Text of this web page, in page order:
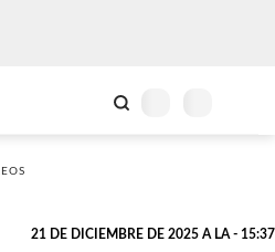
21 DE DICIEMBRE DE 2025 A LA - 15:37